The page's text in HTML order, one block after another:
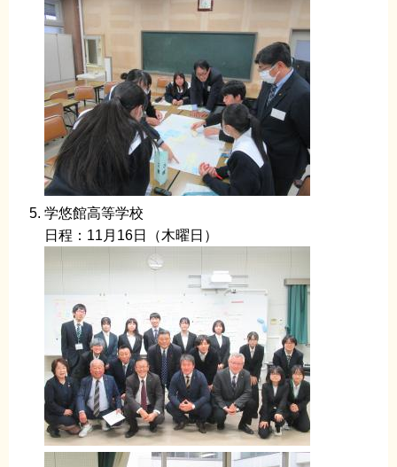
学悠館高等学校
日程：11月16日（木曜日）